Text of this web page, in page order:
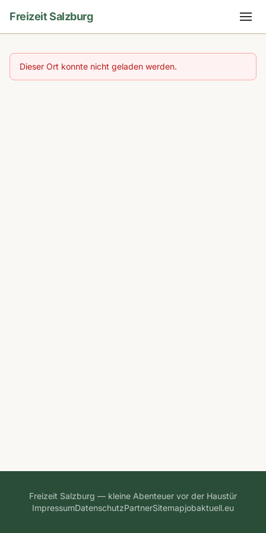
Freizeit Salzburg
Dieser Ort konnte nicht geladen werden.
Freizeit Salzburg — kleine Abenteuer vor der Haustür
ImpressumDatenschutzPartnerSitemapjobaktuell.eu